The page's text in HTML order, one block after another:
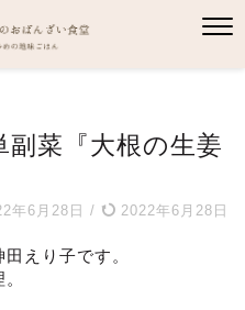
菜『大根の生姜
年6月28日 / 2022年6月28日
えり子です。